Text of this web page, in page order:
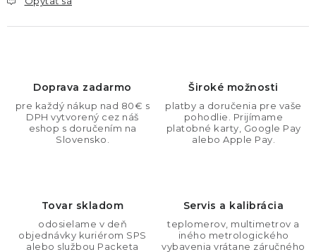
Doprava zadarmo
pre každý nákup nad 80€ s
DPH vytvorený cez náš
eshop s doručením na
Slovensko.
Široké možnosti
platby a doručenia pre vaše
pohodlie. Prijímame
platobné karty, Google Pay
alebo Apple Pay.
Tovar skladom
odosielame v deň
objednávky kuriérom SPS
alebo službou Packeta
Servis a kalibrácia
teplomerov, multimetrov a
iného metrologického
vybavenia vrátane záručného